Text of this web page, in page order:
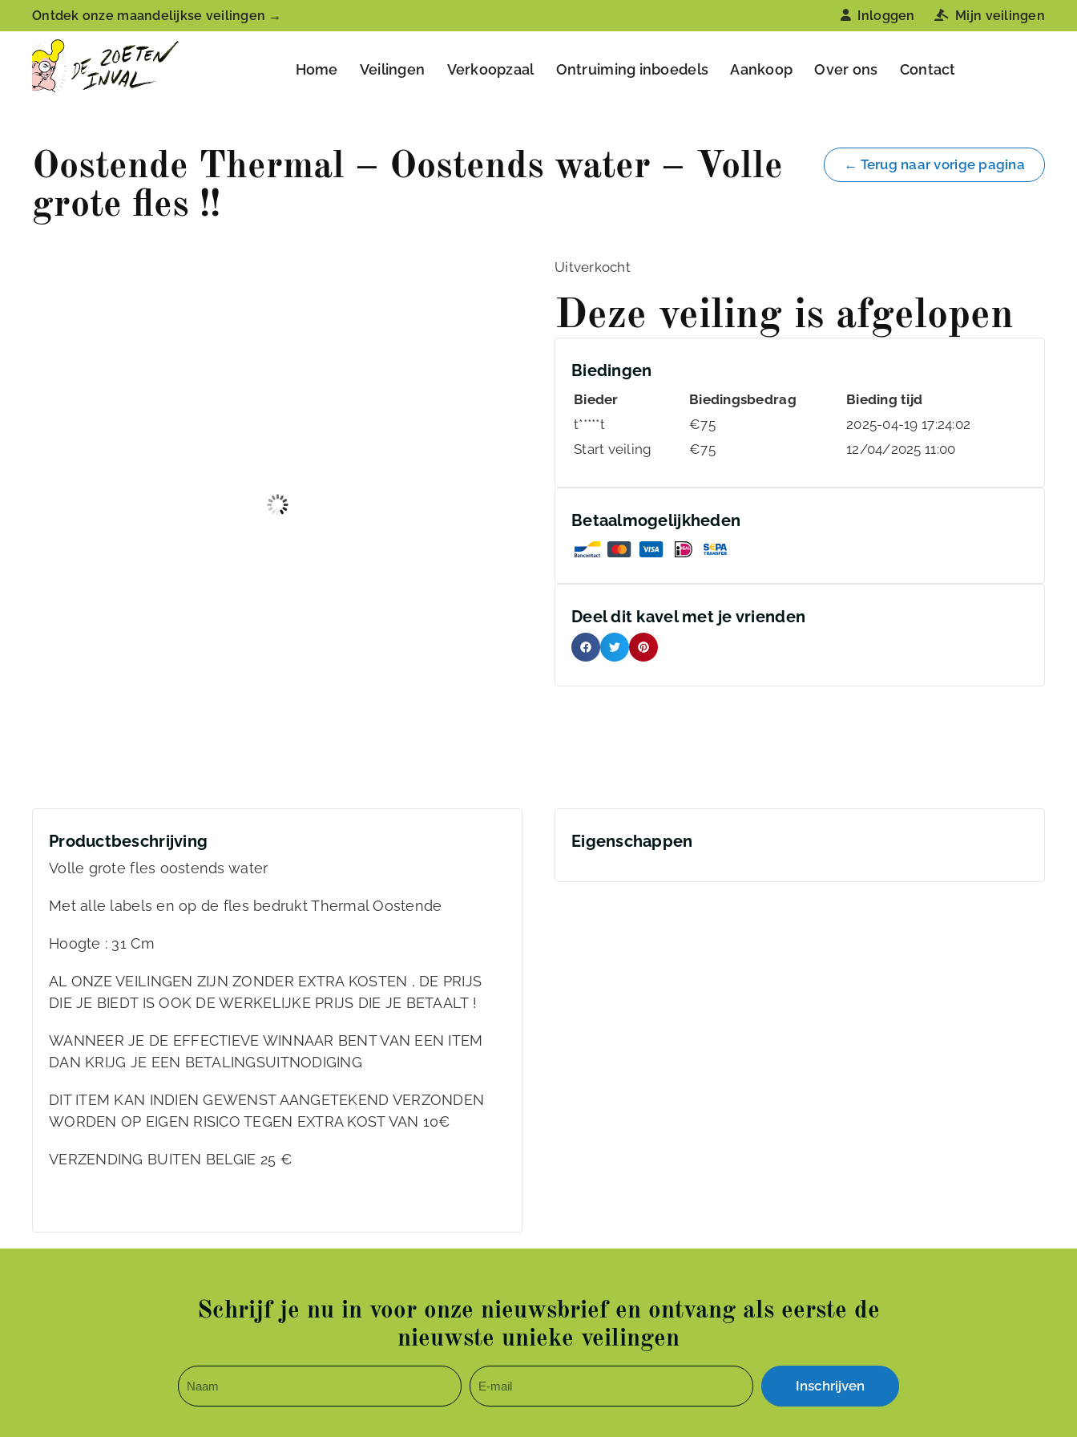
Ontdek onze maandelijkse veilingen → Inloggen Mijn veilingen
Home Veilingen Verkoopzaal Ontruiming inboedels Aankoop Over ons Contact
Oostende Thermal – Oostends water – Volle
grote fles !!
← Terug naar vorige pagina
Uitverkocht
Deze veiling is afgelopen
Biedingen
Bieder Biedingsbedrag
Bieding tijd
t*****t
€75
2025-04-19 17:24:02
Start veiling
€75 12/04/2025 11:00
Betaalmogelijkheden
Deel dit kavel met je vrienden
Productbeschrijving
Volle grote fles oostends water
Met alle labels en op de fles bedrukt Thermal Oostende
Hoogte : 31 Cm
AL ONZE VEILINGEN ZIJN ZONDER EXTRA KOSTEN , DE PRIJS
DIE JE BIEDT IS OOK DE WERKELIJKE PRIJS DIE JE BETAALT !
WANNEER JE DE EFFECTIEVE WINNAAR BENT VAN EEN ITEM
DAN KRIJG JE EEN BETALINGSUITNODIGING
DIT ITEM KAN INDIEN GEWENST AANGETEKEND VERZONDEN
WORDEN OP EIGEN RISICO TEGEN EXTRA KOST VAN 10€
VERZENDING BUITEN BELGIE 25 €
Eigenschappen
Schrijf je nu in voor onze nieuwsbrief en ontvang als eerste de
nieuwste unieke veilingen
Inschrijven